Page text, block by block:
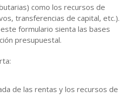
como los recursos de
transferencias de capital, etc.).
formulario sienta las bases
presupuestal.
de las rentas y los recursos de